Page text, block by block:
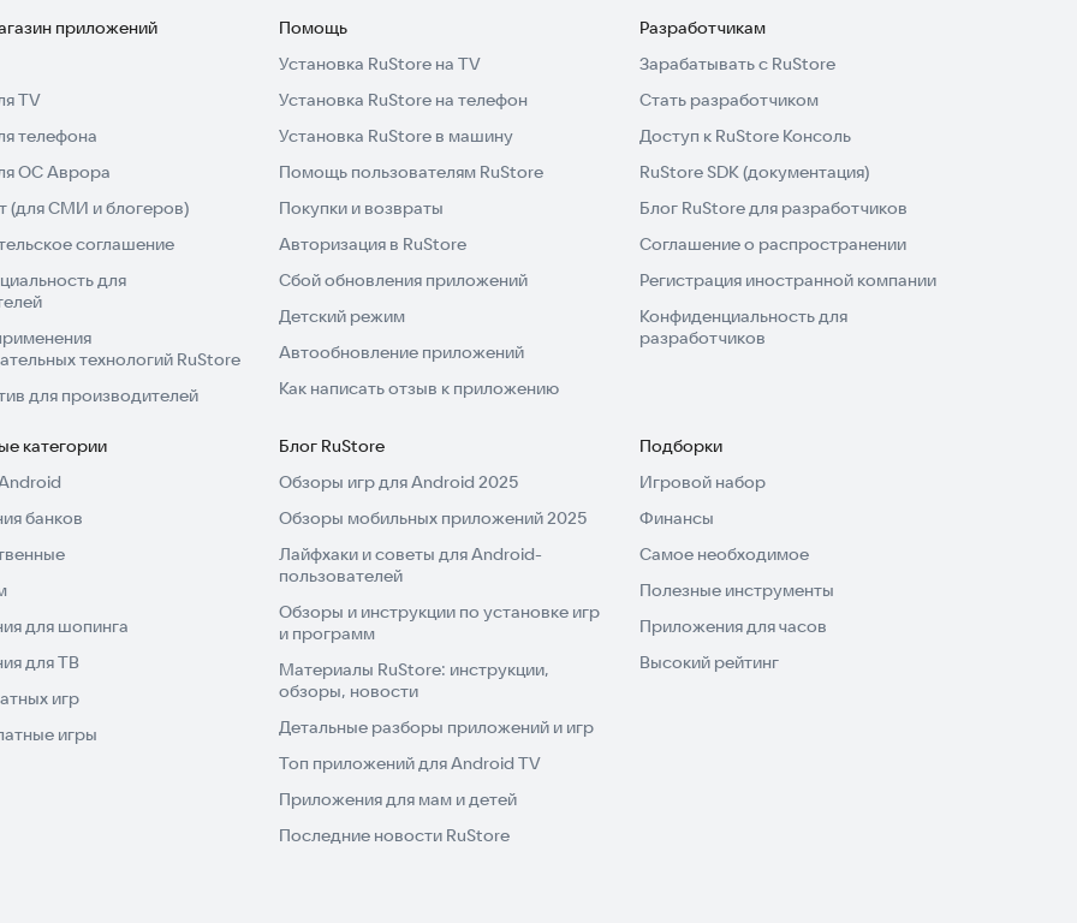
языку уже сегодня!
приложений
TV
телефона
ОС Аврора
(для СМИ и блогеров)
соглашение
для
технологий RuStore
для производителей
Помощь
Установка RuStore на TV
Установка RuStore на телефон
Установка RuStore в машину
Помощь пользователям RuStore
Покупки и возвраты
Авторизация в RuStore
Сбой обновления приложений
Детский режим
Автообновление приложений
Как написать отзыв к приложению
Разработчикам
Зарабатывать с RuStore
Стать разработчиком
Доступ к RuStore Консоль
RuStore SDK (документация)
Блог RuStore для разработчиков
Соглашение о распространении
Регистрация иностранной компании
Конфиденциальность для
разработчиков
категории
банков
для шопинга
для ТВ
игр
игры
Блог RuStore
Обзоры игр для Android 2025
Обзоры мобильных приложений 2025
Лайфхаки и советы для Android-
пользователей
Обзоры и инструкции по установке игр
и программ
Материалы RuStore: инструкции,
обзоры, новости
Детальные разборы приложений и игр
Топ приложений для Android TV
Приложения для мам и детей
Последние новости RuStore
Подборки
Игровой набор
Финансы
Самое необходимое
Полезные инструменты
Приложения для часов
Высокий рейтинг